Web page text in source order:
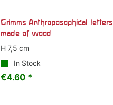
Grimms Anthroposophical letters
made of wood
H 7,5 cm
In Stock
€4.60 *